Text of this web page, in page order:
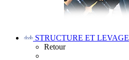
STRUCTURE ET LEVAGE
Retour